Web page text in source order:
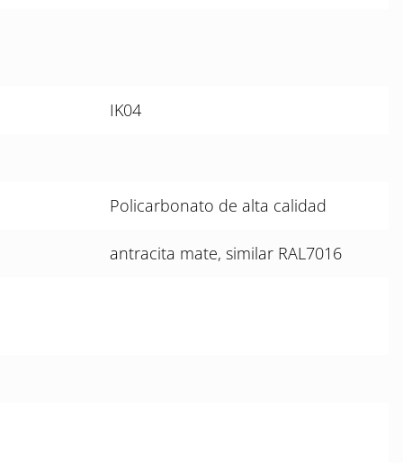
IK04
Policarbonato de alta calidad
antracita mate, similar RAL7016